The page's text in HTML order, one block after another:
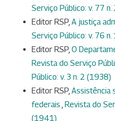
Serviço Público: v. 77
Editor RSP, A justiça
Serviço Público: v. 76
Editor RSP, O
Revista do Serviço
Público: v. 3 n. 2 (1938)
Editor RSP, Assistência
federais , Revista do
(1941)